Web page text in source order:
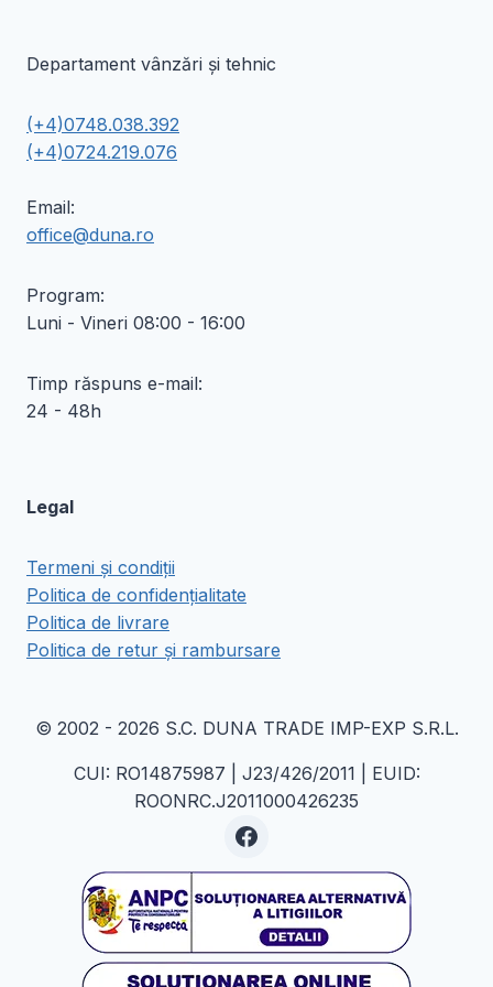
Departament vânzări și tehnic
(+4)0748.038.392
(+4)0724.219.076
Email:
office@duna.ro
Program:
Luni - Vineri 08:00 - 16:00
Timp răspuns e-mail:
24 - 48h
Legal
Termeni și condiții
Politica de confidențialitate
Politica de livrare
Politica de retur și rambursare
© 2002 - 2026 S.C. DUNA TRADE IMP-EXP S.R.L.
CUI: RO14875987 | J23/426/2011 | EUID:
ROONRC.J2011000426235